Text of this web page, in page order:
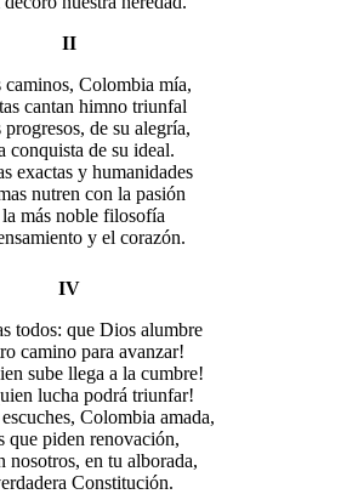
II
caminos, Colombia mía,
cantan himno triunfal
progresos, de su alegría,
conquista de su ideal.
exactas y humanidades
nutren con la pasión
más noble filosofía
y el corazón.
IV
todos: que Dios alumbre
camino para avanzar!
sube llega a la cumbre!
lucha podrá triunfar!
Colombia amada,
que piden renovación,
nosotros, en tu alborada,
Constitución.